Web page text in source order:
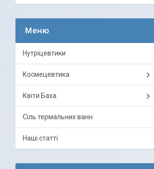
Нутріцевтики
Космецевтика
Квіти Баха
Сіль термальних ванн
Наші статті